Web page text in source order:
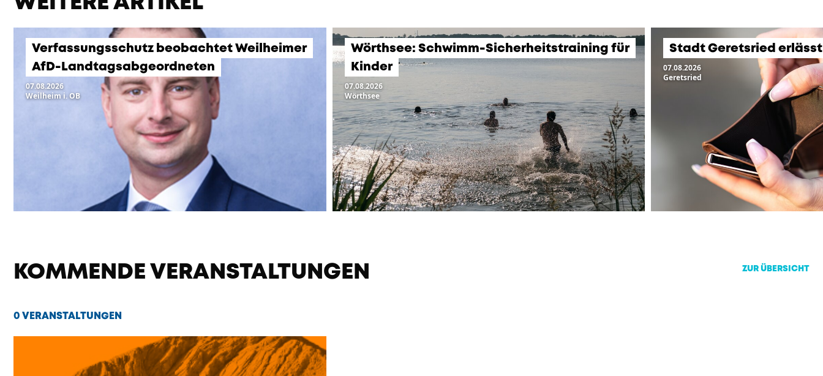
Verfassungsschutz beobachtet Weilheimer
AfD-Landtagsabgeordneten
07.08.2026
Weilheim i. OB
Wörthsee: Schwimm-Sicherheitstraining für
Kinder
07.08.2026
Wörthsee
Stadt Geretsried
07.08.2026
Geretsried
KOMMENDE VERANSTALTUNGEN ZUR ÜBERSICHT
0 VERANSTALTUNGEN